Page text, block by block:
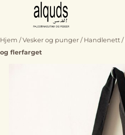
Hopp til innhold
Hjem /Vesker og punger / Handlenett /
og flerfarget